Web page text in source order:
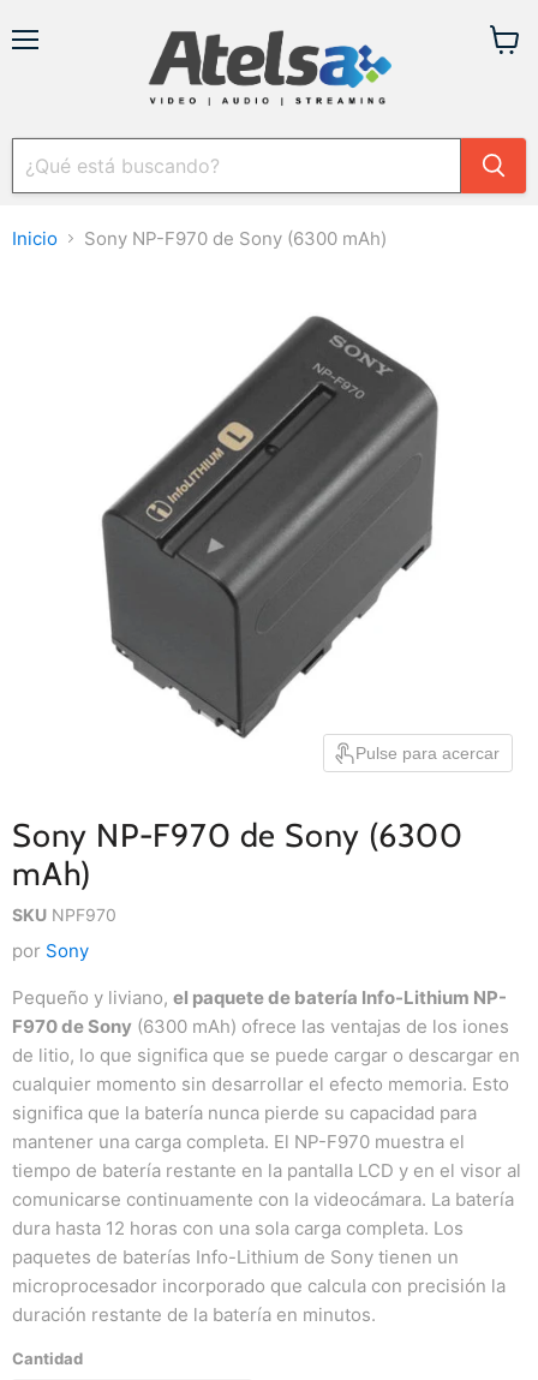
Inicio Sony NP-F970 de Sony (6300 mAh)
Pulse para acercar
Sony NP-F970 de Sony (6300
mAh)
SKU NPF970
por Sony
Pequeño y liviano, el paquete de batería Info-Lithium NP-
F970 de Sony (6300 mAh) ofrece las ventajas de los iones
de litio, lo que significa que se puede cargar o descargar en
cualquier momento sin desarrollar el efecto memoria. Esto
significa que la batería nunca pierde su capacidad para
mantener una carga completa. El NP-F970 muestra el
tiempo de batería restante en la pantalla LCD y en el visor al
comunicarse continuamente con la videocámara. La batería
dura hasta 12 horas con una sola carga completa. Los
paquetes de baterías Info-Lithium de Sony tienen un
microprocesador incorporado que calcula con precisión la
duración restante de la batería en minutos.
Cantidad